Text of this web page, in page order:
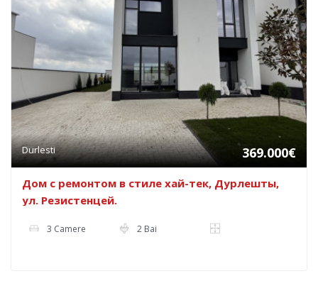
Durlesti 369.000€
Дом с ремонтом в стиле хай-тек, Дурлешты,
ул. Резистенцей.
3 Camere 2 Bai